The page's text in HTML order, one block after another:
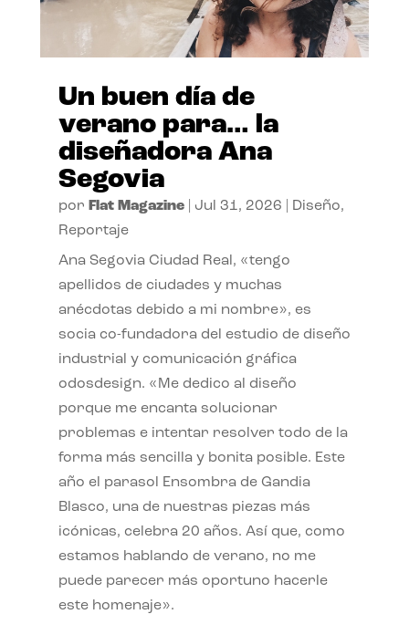
Un buen día de
verano para… la
diseñadora Ana
Segovia
por Flat Magazine| Jul 31, 2026 Diseño,
Reportaje
Ana Segovia Ciudad Real, «tengo
apellidos de ciudades y muchas
anécdotas debido a mi nombre», es
socia co-fundadora del estudio de diseño
industrial y comunicación gráfica
odosdesign. «Me dedico al diseño
porque me encanta solucionar
problemas e intentar resolver todo de la
forma más sencilla y bonita posible. Este
año el parasol Ensombra de Gandia
Blasco, una de nuestras piezas más
icónicas, celebra 20 años. Así que, como
estamos hablando de verano, no me
puede parecer más oportuno hacerle
este homenaje».